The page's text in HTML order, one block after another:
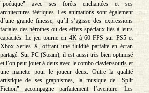
"poétique" avec ses forêts enchantées et ses
architectures féériques. Les animations sont également
d’une grande finesse, qu’il s’agisse des expressions
faciales des héroïnes ou des effets spéciaux liés à leurs
capacités. Le jeu tourne en 4K à 60 FPS sur PS5 et
Xbox Series X, offrant une fluidité parfaite en écran
partagé. Sur PC (Steam), il est aussi très bien optimisé
et l’on peut jouer à deux avec le combo clavier/souris et
une manette pour le joueur deux. Outre la qualité
artistique de ses graphismes, la musique de "Split
Fiction" accompagne parfaitement l’aventure. Les